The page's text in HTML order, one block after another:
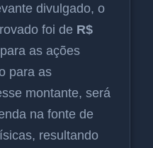
divulgado, o
foi de R$
as ações
para as
montante, será
na fonte de
resultando